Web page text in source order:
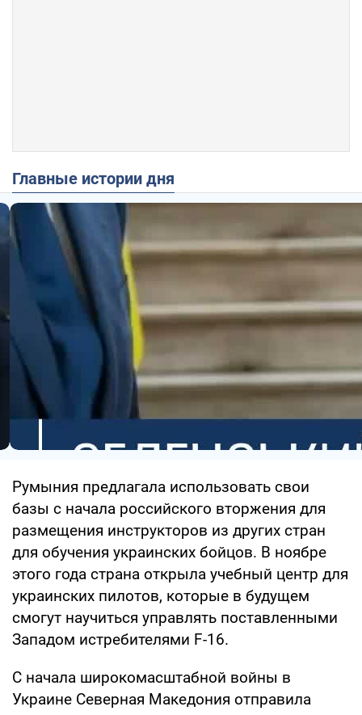
Главные истории дня
Румыния предлагала использовать свои
базы с начала российского вторжения для
размещения инструкторов из других стран
для обучения украинских бойцов. В ноябре
этого года страна открыла учебный центр для
украинских пилотов, которые в будущем
смогут научиться управлять поставленными
Западом истребителями F-16.
С начала широкомасштабной войны в
Украине Северная Македония отправила